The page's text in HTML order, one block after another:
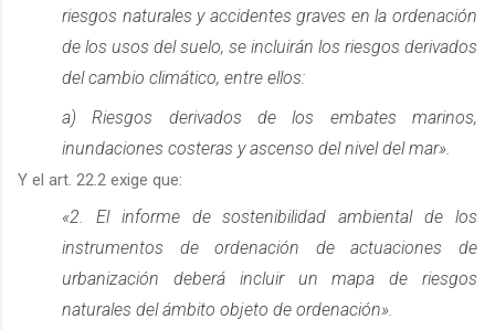
riesgos naturales y accidentes graves en la ordenación
de los usos del suelo, se incluirán los riesgos derivados
del cambio climático, entre ellos:
a) Riesgos derivados de los embates marinos,
inundaciones costeras y ascenso del nivel del mar».
Y el art. 22.2 exige que:
«2. El informe de sostenibilidad ambiental de los
instrumentos de ordenación de actuaciones de
urbanización deberá incluir un mapa de riesgos
naturales del ámbito objeto de ordenación».